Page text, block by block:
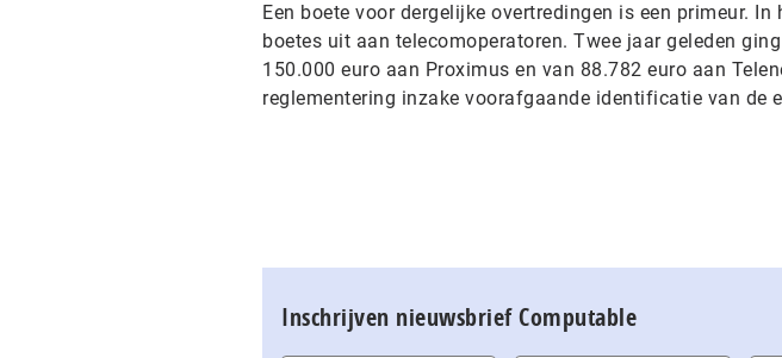
Een boete voor dergelijke overtredingen is een primeur.
boetes uit aan telecomoperatoren. Twee jaar geleden
150.000 euro aan Proximus en van 88.782 euro aan
reglementering inzake voorafgaande identificatie van de
Inschrijven nieuwsbrief Computable